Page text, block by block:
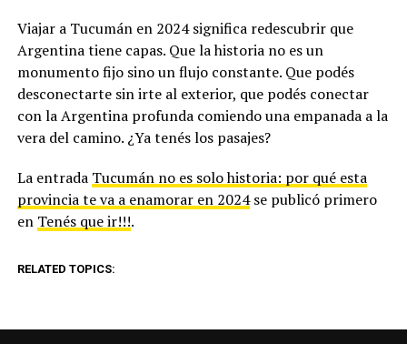
Viajar a Tucumán en 2024 significa redescubrir que
Argentina tiene capas. Que la historia no es un
monumento fijo sino un flujo constante. Que podés
desconectarte sin irte al exterior, que podés conectar
con la Argentina profunda comiendo una empanada a la
vera del camino. ¿Ya tenés los pasajes?
La entrada Tucumán no es solo historia: por qué esta
provincia te va a enamorar en 2024se publicó primero
en Tenés que ir!!!.
RELATED TOPICS: